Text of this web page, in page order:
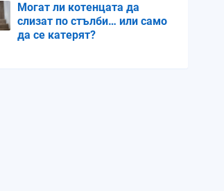
Могат ли котенцата да
слизат по стълби… или само
да се катерят?